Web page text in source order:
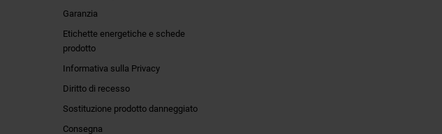
Garanzia
Etichette energetiche e schede
prodotto
Informativa sulla Privacy
Diritto di recesso
Sostituzione prodotto danneggiato
Consegna